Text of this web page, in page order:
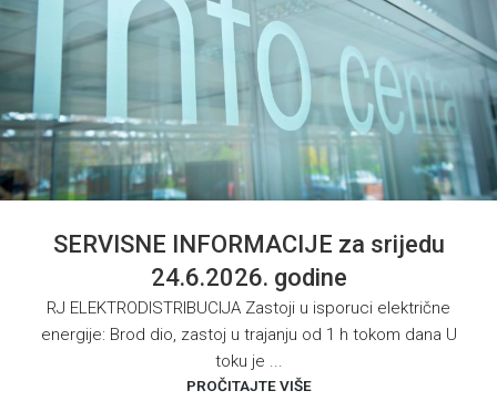
SERVISNE INFORMACIJE za srijedu
24.6.2026. godine
RJ ELEKTRODISTRIBUCIJA Zastoji u isporuci električne
energije: Brod dio, zastoj u trajanju od 1 h tokom dana U
toku je ...
PROČITAJTE VIŠE